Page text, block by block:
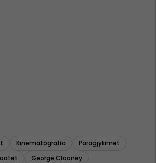
Kinematografia
Paragjykimet
George Clooney